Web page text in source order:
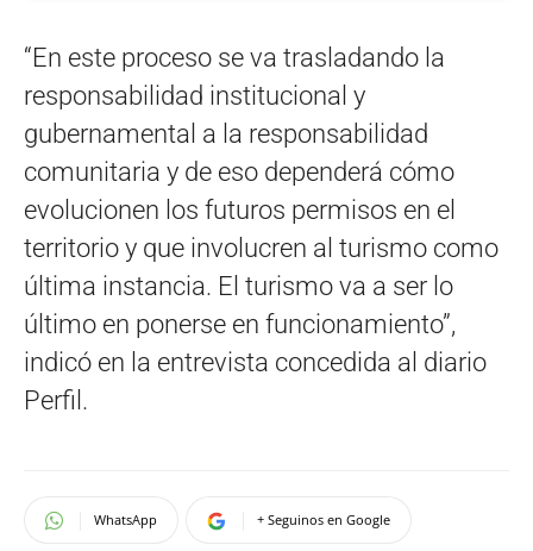
“En este proceso se va trasladando la
responsabilidad institucional y
gubernamental a la responsabilidad
comunitaria y de eso dependerá cómo
evolucionen los futuros permisos en el
territorio y que involucren al turismo como
última instancia. El turismo va a ser lo
último en ponerse en funcionamiento”,
indicó en la entrevista concedida al diario
Perfil.
WhatsApp + Seguinos en Google